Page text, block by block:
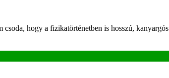
hogy a fizikatörténetben is hosszú,